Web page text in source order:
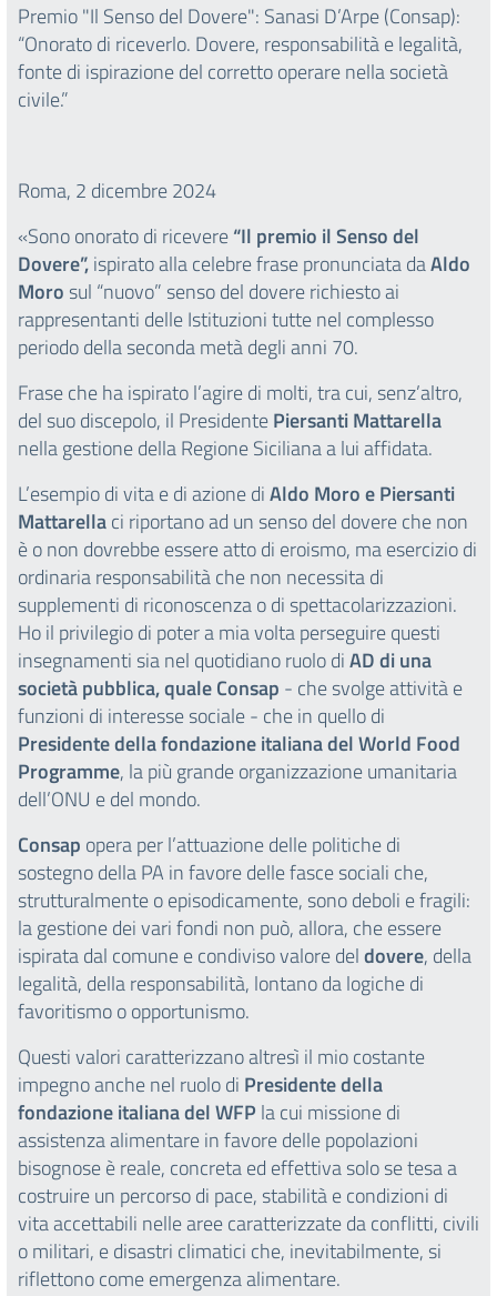
Premio "Il Senso del Dovere": Sanasi D’Arpe (Consap):
“Onorato di riceverlo. Dovere, responsabilità e legalità,
fonte di ispirazione del corretto operare nella società
civile.”
Roma, 2 dicembre 2024
«Sono onorato di ricevere“Il premio ilSenso del
Dovere”,ispirato alla celebre frase pronunciata daAldo
Moro sul “nuovo” senso del dovere richiesto ai
rappresentanti delle Istituzioni tutte nel complesso
periodo della seconda metà degli anni 70.
Frase che ha ispirato l’agire di molti, tra cui, senz’altro,
del suo discepolo, il PresidentePiersanti Mattarella
nella gestione della Regione Siciliana a lui affidata.
L’esempio di vita e di azione diAldo Moro e Piersanti
Mattarellaci riportano ad un senso del dovere che non
è o non dovrebbe essere atto di eroismo, ma esercizio di
ordinaria responsabilità che non necessita di
supplementi di riconoscenza o di spettacolarizzazioni.
Ho il privilegio di poter a mia volta perseguire questi
insegnamenti sia nel quotidiano ruolo diADdi una
società pubblica, quale Consap - che svolge attività e
funzioni di interesse sociale - che in quello di
Presidente della fondazione italiana del World Food
Programme, la più grande organizzazione umanitaria
dell’ONU e del mondo.
Consap opera per l’attuazione delle politiche di
sostegno della PA in favore delle fasce sociali che,
strutturalmente o episodicamente, sono deboli e fragili:
la gestione dei vari fondi non può, allora, che essere
ispirata dal comune e condiviso valore deldovere, della
legalità, della responsabilità, lontano da logiche di
favoritismo o opportunismo.
Questi valori caratterizzano altresì il mio costante
impegno anche nel ruolo di Presidente della
fondazione italiana del WFP la cui missione di
assistenza alimentare in favore delle popolazioni
bisognose è reale, concreta ed effettiva solo se tesa a
costruire un percorso di pace, stabilità e condizioni di
vita accettabili nelle aree caratterizzate da conflitti, civili
o militari, e disastri climatici che, inevitabilmente, si
riflettono come emergenza alimentare.